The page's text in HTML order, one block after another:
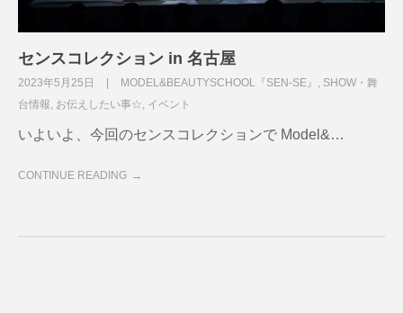
センスコレクション in 名古屋
2023年5月25日 MODEL&BEAUTYSCHOOL『SEN-SE』
SHOW・舞
台情報 お伝えしたい事☆ イベント
いよいよ、今回のセンスコレクションで Model&…
CONTINUE READING